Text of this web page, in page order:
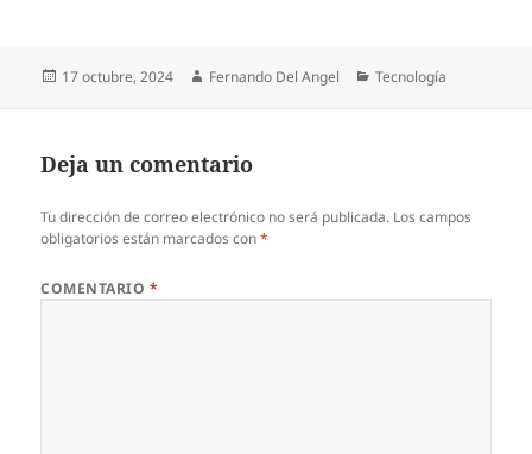
Publicado
17 octubre, 2024 Autor
Fernando Del Angel Categorías
Tecnología
Deja un comentario
Tu dirección de correo electrónico no será publicada. Los campos
obligatorios están marcados con*
COMENTARIO *